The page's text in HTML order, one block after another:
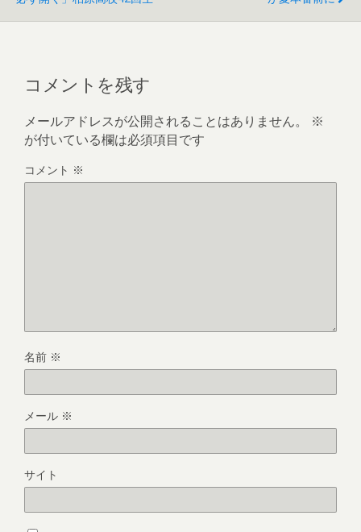
コメントを残す
メールアドレスが公開されることはありません。
※
が付いている欄は必須項目です
コメント ※
名前 ※
メール ※
サイト